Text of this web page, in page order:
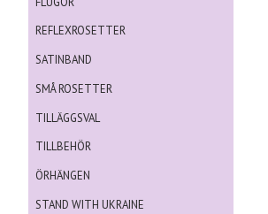
REFLEXROSETTER
SATINBAND
SMÅ ROSETTER
TILLÄGGSVAL
TILLBEHÖR
ÖRHÄNGEN
STAND WITH UKRAINE